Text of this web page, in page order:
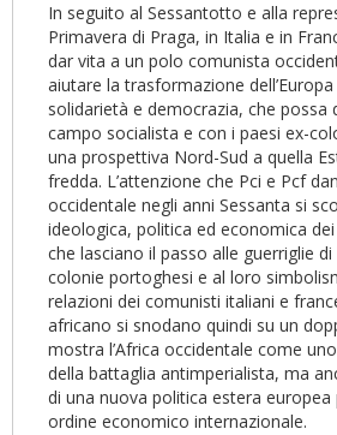
In seguito al Sessantotto e alla
Primavera di Praga, in Italia e in
dar vita a un polo comunista
aiutare la trasformazione
solidarietà e democrazia, che possa
campo socialista e con i paesi ex-
una prospettiva Nord-Sud a quella
fredda. L’attenzione che Pci e Pcf
occidentale negli anni Sessanta si
ideologica, politica ed economica
che lasciano il passo alle guerriglie
colonie portoghesi e al loro
relazioni dei comunisti italiani e
africano si snodano quindi su un
mostra l’Africa occidentale come
della battaglia antimperialista, ma
di una nuova politica estera europea
ordine economico internazionale.